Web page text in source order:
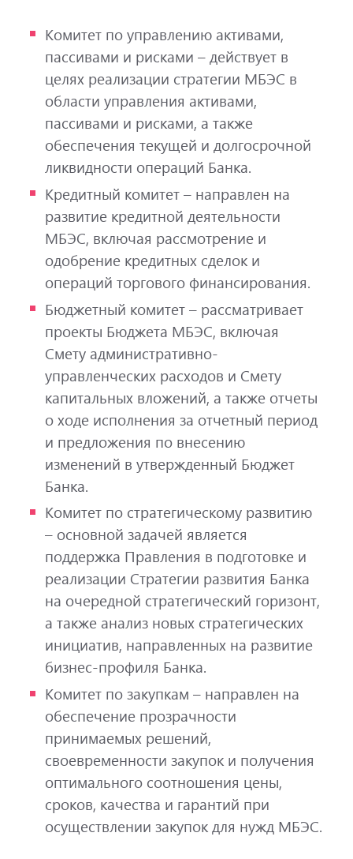
Комитет по управлению активами,
пассивами и рисками – действует в
целях реализации стратегии МБЭС в
области управления активами,
пассивами и рисками, а также
обеспечения текущей и долгосрочной
ликвидности операций Банка.
Кредитный комитет – направлен на
развитие кредитной деятельности
МБЭС, включая рассмотрение и
одобрение кредитных сделок и
операций торгового финансирования.
Бюджетный комитет – рассматривает
проекты Бюджета МБЭС, включая
Смету административно-
управленческих расходов и Смету
капитальных вложений, а также отчеты
о ходе исполнения за отчетный период
и предложения по внесению
изменений в утвержденный Бюджет
Банка.
Комитет по стратегическому развитию
– основной задачей является
поддержка Правления в подготовке и
реализации Стратегии развития Банка
на очередной стратегический горизонт,
а также анализ новых стратегических
инициатив, направленных на развитие
бизнес-профиля Банка.
Комитет по закупкам – направлен на
обеспечение прозрачности
принимаемых решений,
своевременности закупок и получения
оптимального соотношения цены,
сроков, качества и гарантий при
осуществлении закупок для нужд МБЭС.